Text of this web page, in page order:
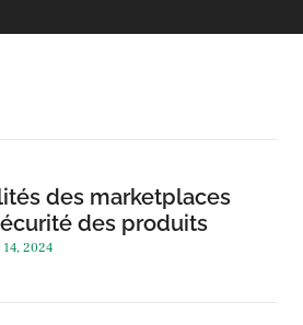
des marketplaces
des produits
2024